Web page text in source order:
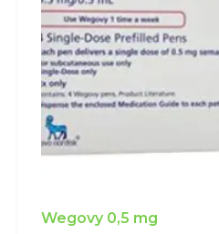
Wegovy 0,5 mg